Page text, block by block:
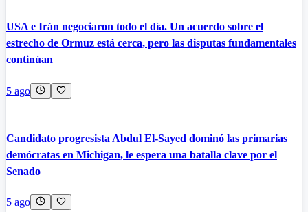
USA e Irán negociaron todo el día. Un acuerdo sobre el
estrecho de Ormuz está cerca, pero las disputas fundamentales
continúan
5 ago
Candidato progresista Abdul El-Sayed dominó las primarias
demócratas en Michigan, le espera una batalla clave por el
Senado
5 ago